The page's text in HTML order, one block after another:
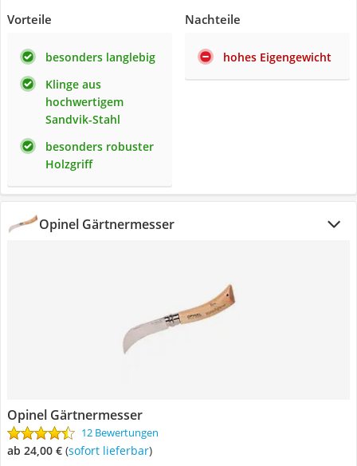
Vorteile
besonders langlebig
Klinge aus
hochwertigem
Sandvik-Stahl
besonders robuster
Holzgriff
Nachteile
hohes Eigengewicht
Opinel Gärtnermesser
Opinel Gärtnermesser
12 Bewertungen
ab 24,00 € ( Sofort lieferbar)